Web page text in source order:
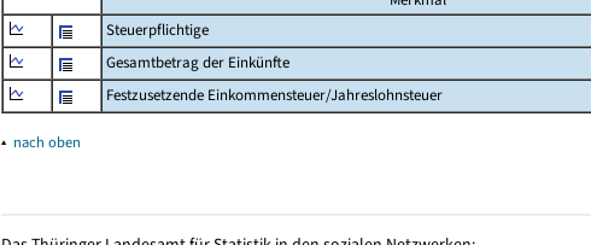
Steuerpflichtige
Gesamtbetrag der Einkünfte
Festzusetzende Einkommensteuer/Jahreslohnsteuer
▴ nach oben